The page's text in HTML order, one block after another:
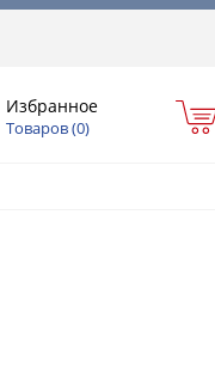
Избранное
Товаров (0)